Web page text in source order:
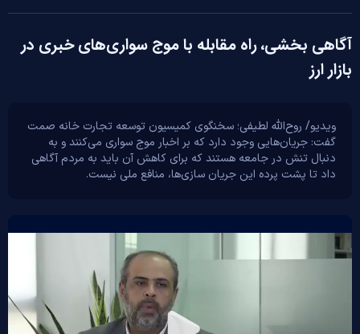
آگاهی بخشی، راه مقابله با موج سواری‌های خبری در
بازار ارز
ویدیو/ روح‌الله لطیفی؛ سخنگوی کمیسیون توسعه تجارت خانه صمت
گفت: جریان‌هایی وجود دارد که بر اخبار موج سواری می‌کنند و به
دنبال تنش در جامعه هستند که برای کاهش آن باید به مردم آگاهی
داد تا پشت پرده این جریان سازی‌ها، منافع ملی نیست.